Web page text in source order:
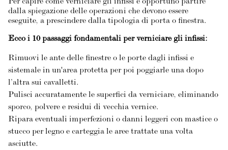
Per capire come verniciare gli infissi è opportuno partire
dalla spiegazione delle operazioni che devono essere
eseguite, a prescindere dalla tipologia di porta o finestra.
Ecco i 10 passaggi fondamentali per verniciare gli infissi:
Rimuovi le ante delle finestre o le porte dagli infissi e
sistemale in un'area protetta per poi poggiarle una dopo
l’altra sui cavalletti.
Pulisci accuratamente le superfici da verniciare, eliminando
sporco, polvere e residui di vecchia vernice.
Ripara eventuali imperfezioni o danni leggeri con mastice o
stucco per legno e carteggia le aree trattate una volta
asciutte.